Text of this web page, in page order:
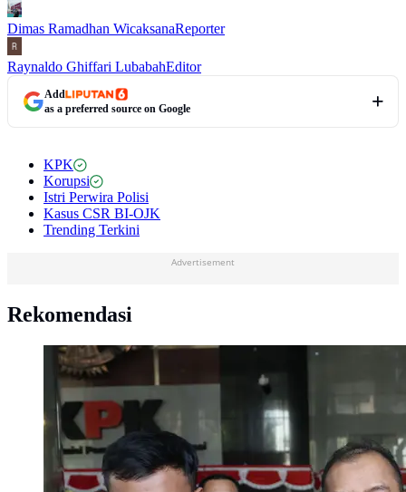
Dimas Ramadhan WicaksanaReporter
Raynaldo Ghiffari LubabahEditor
Add
as a preferred source on Google
KPK
Korupsi
Istri Perwira Polisi
Kasus CSR BI-OJK
Trending Terkini
Advertisement
Rekomendasi